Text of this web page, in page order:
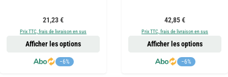
Prix régulier :
21,23 €
Prix TTC, frais de livraison en sus
−6%
Afficher les options
Prix régulier :
42,85 €
Prix TTC, frais de livraison en sus
−6%
Afficher les options